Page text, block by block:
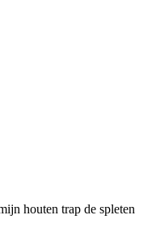
houten trap de spleten